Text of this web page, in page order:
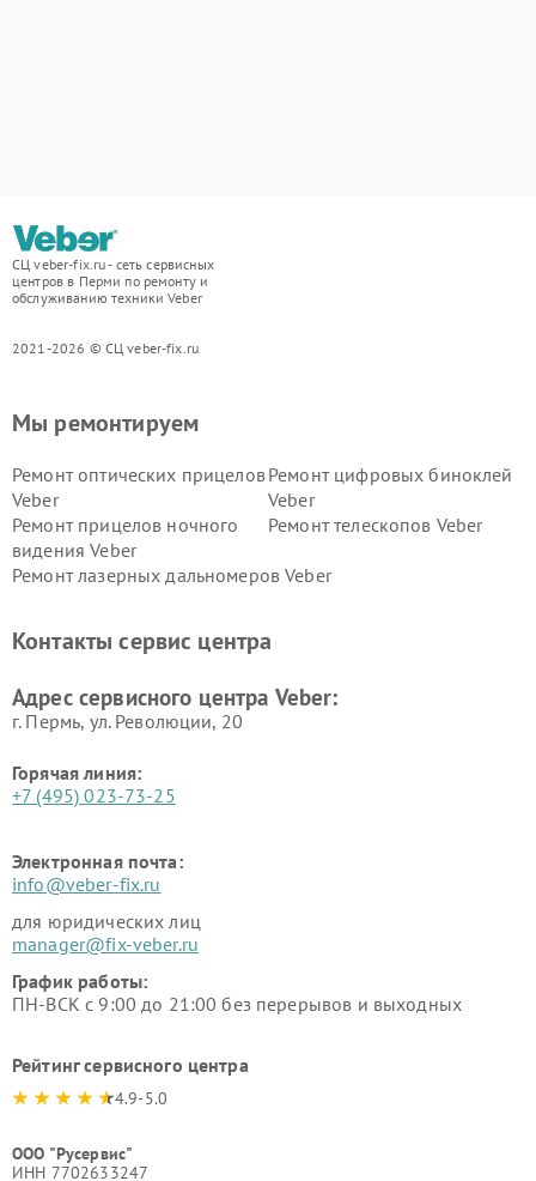
СЦ veber-fix.ru - сеть сервисных
центров в Перми по ремонту и
обслуживанию техники Veber
2021-2026 © СЦ veber-fix.ru
Мы ремонтируем
Ремонт оптических прицелов
Veber
Ремонт цифровых биноклей
Veber
Ремонт прицелов ночного
видения Veber
Ремонт телескопов Veber
Ремонт лазерных дальномеров Veber
Контакты сервис центра
Адрес сервисного центра Veber:
г. Пермь, ул. Революции, 20
Горячая линия:
+7 (495) 023-73-25
Электронная почта:
info@veber-fix.ru
для юридических лиц
manager@fix-veber.ru
График работы:
ПН-ВСК с 9:00 до 21:00 без перерывов и выходных
Рейтинг сервисного центра
4.9-5.0
ООО "Русервис"
ИНН 7702633247